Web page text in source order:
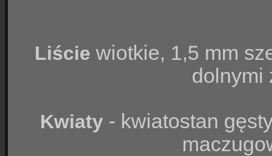
Liście wiotkie, 1,5 mm
dolnymi
Kwiaty - kwiatostan